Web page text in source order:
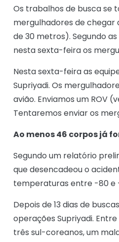
Os trabalhos de busca se
mergulhadores de
de 30 metros). Segundo
nesta sexta-feira os
Nesta sexta-feira as
Supriyadi. Os
avião. Enviamos um ROV
Tentaremos enviar os
Ao menos 46 corpos já
Segundo um relatório
que desencadeou o
temperaturas entre -80 e
Depois de 13 dias de
operações Supriyadi.
três sul-coreanos, um